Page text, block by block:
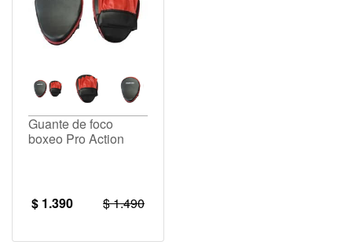
Guante de foco
boxeo Pro Action
$ 1.390 $ 1.490